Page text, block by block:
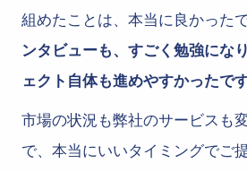
組めたことは、本当に良かったで
ンタビューも、すごく勉強にな
ェクト自体も進めやすかったです
市場の状況も弊社のサービスも
で、本当にいいタイミングでご